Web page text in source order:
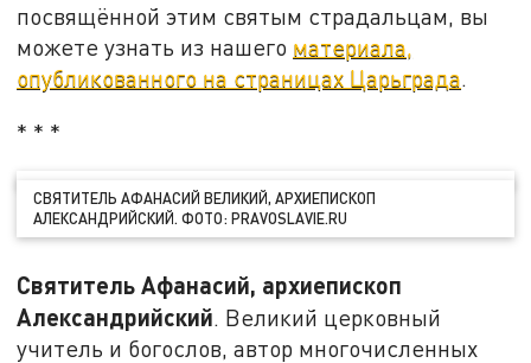
посвящённой этим святым страдальцам, вы
можете узнать из нашего материала,
опубликованного на страницах Царьграда.
* * *
СВЯТИТЕЛЬ АФАНАСИЙ ВЕЛИКИЙ, АРХИЕПИСКОП
АЛЕКСАНДРИЙСКИЙ. ФОТО: PRAVOSLAVIE.RU
Святитель Афанасий, архиепископ
Александрийский. Великий церковный
учитель и богослов, автор многочисленных